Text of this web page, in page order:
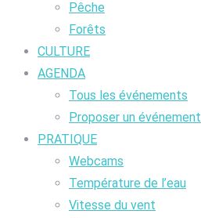
Pêche
Forêts
CULTURE
AGENDA
Tous les événements
Proposer un événement
PRATIQUE
Webcams
Température de l’eau
Vitesse du vent